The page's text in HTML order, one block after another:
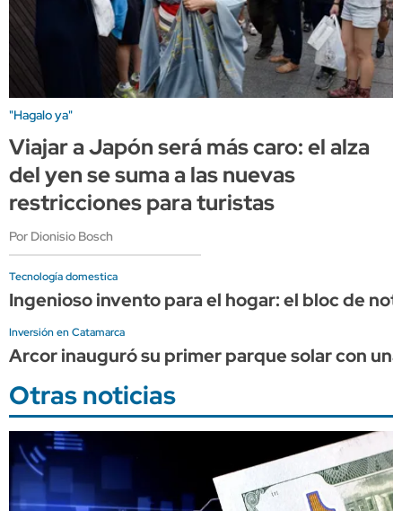
"Hagalo ya"
Viajar a Japón será más caro: el alza
del yen se suma a las nuevas
restricciones para turistas
Por Dionisio Bosch
Tecnología domestica
Ingenioso invento para el hogar: el bloc de
Inversión en Catamarca
Arcor inauguró su primer parque solar con
Otras noticias